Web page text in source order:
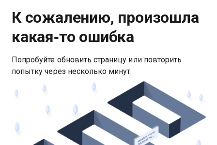
К сожалению, произошла
какая‑то ошибка
Попробуйте обновить страницу или повторить
попытку через несколько минут.